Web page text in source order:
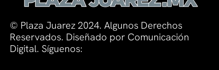
© Plaza Juarez 2024. Algunos Derechos
Reservados. Diseñado por Comunicación
Digital. Síguenos: